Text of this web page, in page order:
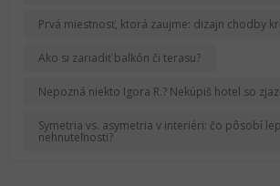
Prvá miestnosť, ktorá zaujme: dizajn chodby
Ako si zariadiť balkón či terasu?
Nepozná niekto Igora R.? Nekúpiš hotel so
Symetria vs. asymetria v interiéri: čo pôsobí
nehnuteľnosti?